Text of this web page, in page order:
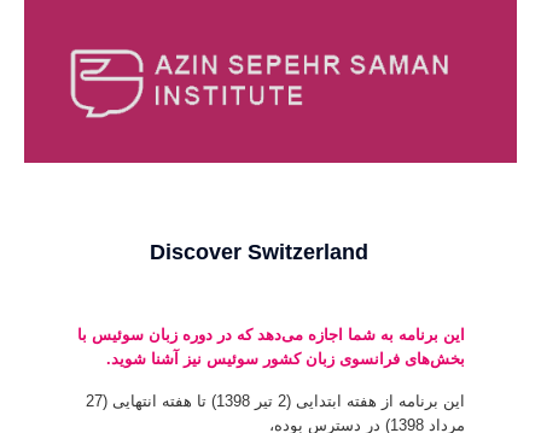
Discover Switzerland
این برنامه به شما اجازه می‌دهد که در دوره زبان سوئیس با
بخش‌های فرانسوی زبان کشور سوئیس نیز آشنا شوید.
این برنامه از هفته ابتدایی (2 تیر 1398) تا هفته انتهایی (27
مرداد 1398) در دسترس بوده،